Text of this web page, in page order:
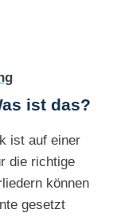
ist das?
ist auf einer
die richtige
können
gesetzt